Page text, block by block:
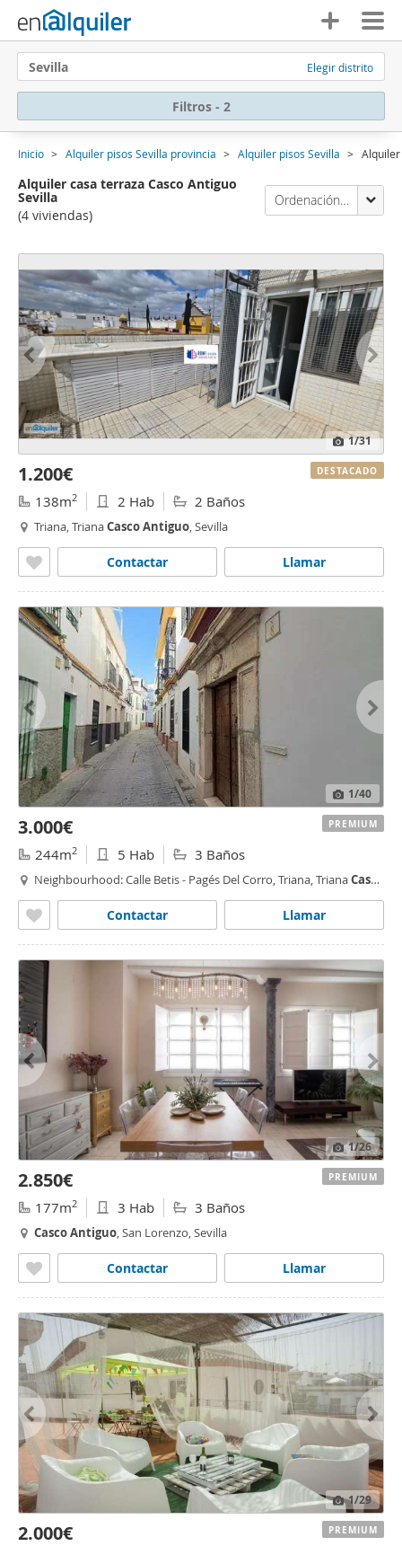
Sevilla Elegir distrito
Filtros - 2
Inicio Alquiler pisos Sevilla provincia Alquiler pisos Sevilla Alquiler
Alquiler casa terraza Casco Antiguo
Sevilla
(4 viviendas)
Ordenación Enalquiler
1/31
1.200€
138m2 2 Hab 2 Baños
Triana, TrianaCascoAntiguo, Sevilla
Llamar
Contactar
DESTACADO
1/40
3.000€
244m2 5 Hab 3 Baños
Neighbourhood: Calle Betis - Pagés Del Corro, Triana, TrianaCasco
Llamar
Contactar
PREMIUM
1/26
2.850€
177m2 3 Hab 3 Baños
CascoAntiguo, San Lorenzo, Sevilla
Llamar
Contactar
PREMIUM
1/29
2.000€ PREMIUM